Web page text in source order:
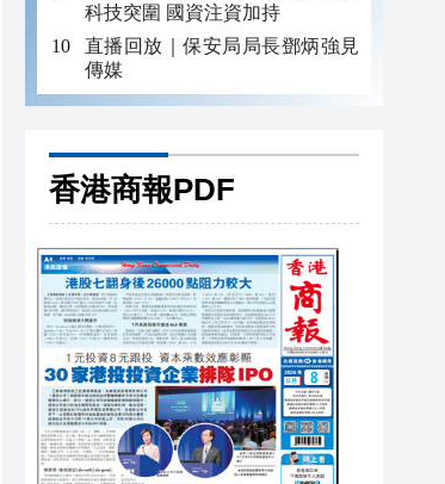
科技突圍 國資注資加持
直播回放｜保安局局長鄧炳強見
傳媒
香港商報PDF